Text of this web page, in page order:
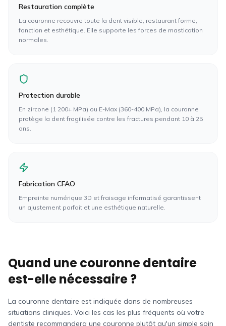
Restauration complète
La couronne recouvre toute la dent visible, restaurant forme,
fonction et esthétique. Elle supporte les forces de mastication
normales.
Protection durable
En zircone (1 200+ MPa) ou E-Max (360-400 MPa), la couronne
protège la dent fragilisée contre les fractures pendant 10 à 25
ans.
Fabrication CFAO
Empreinte numérique 3D et fraisage informatisé garantissent
un ajustement parfait et une esthétique naturelle.
Quand une couronne dentaire
est-elle nécessaire ?
La couronne dentaire est indiquée dans de nombreuses
situations cliniques. Voici les cas les plus fréquents où votre
dentiste recommandera une couronne plutôt qu'un simple soin